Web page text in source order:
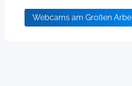
Webcams am Großen